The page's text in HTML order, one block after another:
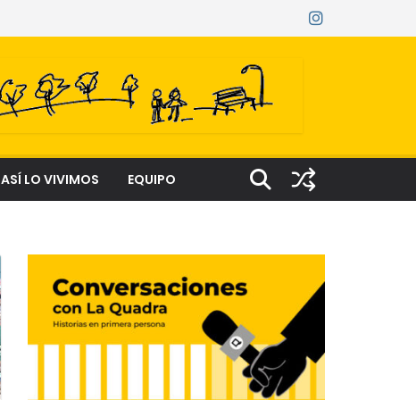
ASÍ LO VIVIMOS EQUIPO